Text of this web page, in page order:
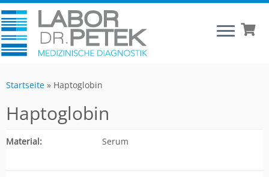
Startseite » Haptoglobin
Haptoglobin
Material: Serum